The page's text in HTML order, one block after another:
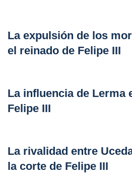
La expulsión de los
el reinado de Felipe III
La influencia de Lerma
Felipe III
La rivalidad entre
la corte de Felipe III